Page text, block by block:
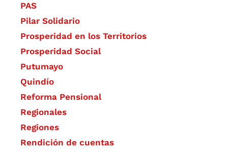
PAS
Pilar Solidario
Prosperidad en los Territorios
Prosperidad Social
Putumayo
Quindío
Reforma Pensional
Regionales
Regiones
Rendición de cuentas